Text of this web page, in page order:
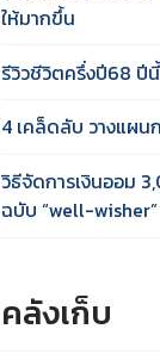
ให้มากขึ้น
รีวิวชีวิตครึ่งปี68 ปี
4 เคล็ดลับ วางแผน
วิธีจัดการเงินออม
ฉบับ “well-wisher”
คลังเก็บ